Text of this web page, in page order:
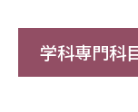
学科専門科